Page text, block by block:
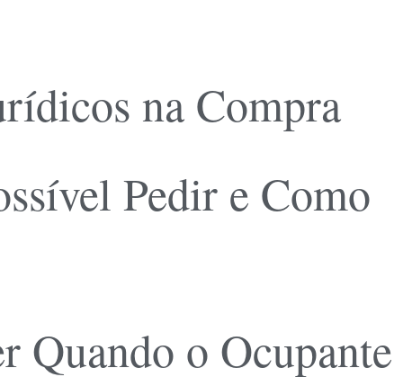
na Compra
Pedir e Como
Quando o Ocupante